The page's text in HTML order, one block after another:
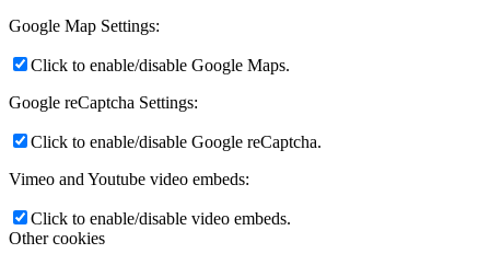
Google Map Settings:
Click to enable/disable Google Maps.
Google reCaptcha Settings:
Click to enable/disable Google reCaptcha.
Vimeo and Youtube video embeds:
Click to enable/disable video embeds.
Other cookies